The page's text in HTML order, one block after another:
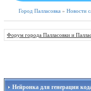
Город Палласовка » Новости
Форум города Палласовки и
Нейронка для генерации